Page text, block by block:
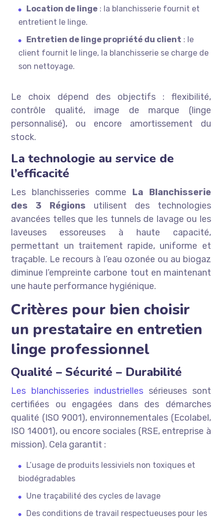
Location de linge : la blanchisserie fournit et
entretient le linge.
Entretien de linge propriété du client : le
client fournit le linge, la blanchisserie se charge de
son nettoyage.
Le choix dépend des objectifs : flexibilité,
contrôle qualité, image de marque (linge
personnalisé), ou encore amortissement du
stock.
La technologie au service de
l’efficacité
Les blanchisseries comme La Blanchisserie
des 3 Régions utilisent des technologies
avancées telles que les tunnels de lavage ou les
laveuses essoreuses à haute capacité,
permettant un traitement rapide, uniforme et
traçable. Le recours à l’eau ozonée ou au biogaz
diminue l’empreinte carbone tout en maintenant
une haute performance hygiénique.
Critères pour bien choisir
un prestataire en entretien
linge professionnel
Qualité – Sécurité – Durabilité
Les blanchisseries industrielles sérieuses sont
certifiées ou engagées dans des démarches
qualité (ISO 9001), environnementales (Ecolabel,
ISO 14001), ou encore sociales (RSE, entreprise à
mission). Cela garantit :
L’usage de produits lessiviels non toxiques et
biodégradables
Une traçabilité des cycles de lavage
Des conditions de travail respectueuses pour les